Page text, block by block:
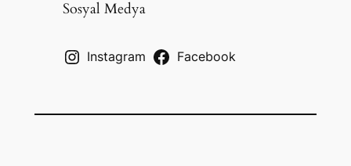
Sosyal Medya
Instagram Facebook